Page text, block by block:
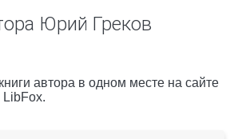
Юрий Греков
автора в одном месте на сайте
LibFox.